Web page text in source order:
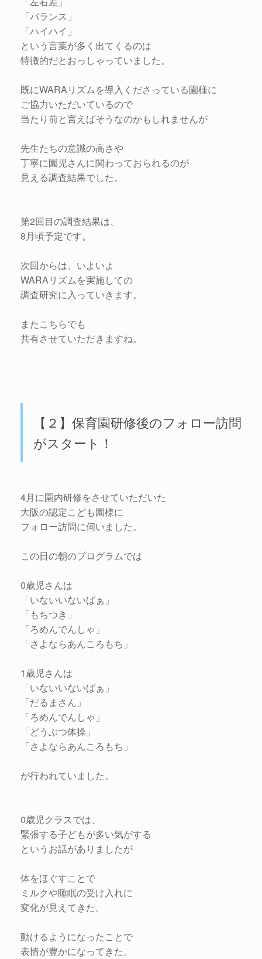
「バランス」
「ハイハイ」
という言葉が多く出てくるのは
特徴的だとおっしゃっていました。
既にWARAリズムを導入くださっている園様に
ご協力いただいているので
当たり前と言えばそうなのかもしれませんが
先生たちの意識の高さや
丁寧に園児さんに関わっておられるのが
見える調査結果でした。
第2回目の調査結果は、
8月頃予定です。
次回からは、いよいよ
WARAリズムを実施しての
調査研究に入っていきます。
またこちらでも
共有させていただきますね。
【２】保育園研修後のフォロー訪問
がスタート！
4月に園内研修をさせていただいた
大阪の認定こども園様に
フォロー訪問に伺いました。
この日の朝のプログラムでは
0歳児さんは
「いないいないばぁ」
「もちつき」
「ろめんでんしゃ」
「さよならあんころもち」
1歳児さんは
「いないいないばぁ」
「だるまさん」
「ろめんでんしゃ」
「どうぶつ体操」
「さよならあんころもち」
が行われていました。
0歳児クラスでは、
緊張する子どもが多い気がする
というお話がありましたが
体をほぐすことで
ミルクや睡眠の受け入れに
変化が見えてきた。
動けるようになったことで
表情が豊かになってきた。